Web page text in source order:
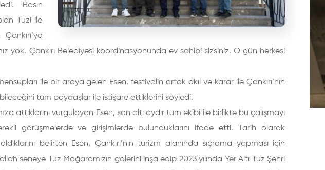
Basın
Tuzi ile
yok. Çankırı Belediyesi koordinasyonunda ev sahibi sizsiniz. O gün herkesi
ile bir araya gelen Esen, festivalin ortak akıl ve karar ile Çankırı’nın
tüm paydaşlar ile istişare ettiklerini söyledi.
attıklarını vurgulayan Esen, son altı aydır tüm ekibi ile birlikte bu çalışmayı
görüşmelerde ve girişimlerde bulunduklarını ifade etti. Tarih olarak
belirten Esen, Çankırı’nın turizm alanında sıçrama yapması için
seneye Tuz Mağaramızın galerini inşa edip 2023 yılında Yer Altı Tuz Şehri